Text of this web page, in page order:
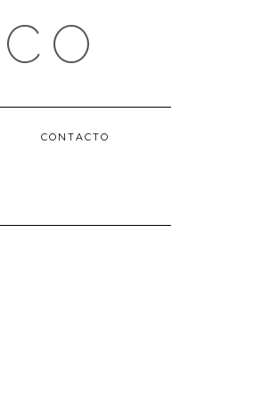
CONTACTO